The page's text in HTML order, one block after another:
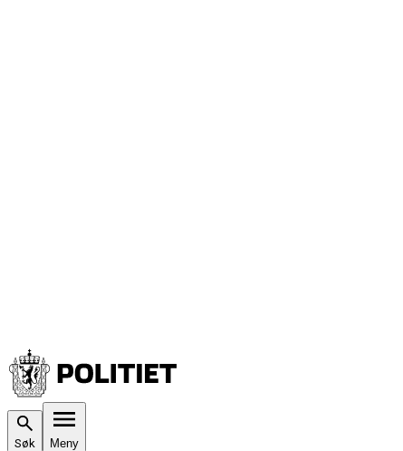
Søk Meny